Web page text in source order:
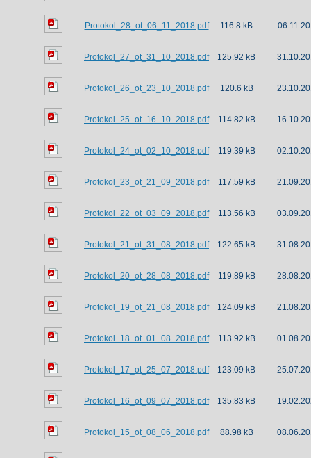
Protokol_28_ot_06_11_2018.pdf 116.8 kB
Protokol_27_ot_31_10_2018.pdf 125.92 kB
Protokol_26_ot_23_10_2018.pdf 120.6 kB
Protokol_25_ot_16_10_2018.pdf 114.82 kB
Protokol_24_ot_02_10_2018.pdf 119.39 kB
Protokol_23_ot_21_09_2018.pdf 117.59 kB
Protokol_22_ot_03_09_2018.pdf 113.56 kB
Protokol_21_ot_31_08_2018.pdf 122.65 kB
Protokol_20_ot_28_08_2018.pdf 119.89 kB
Protokol_19_ot_21_08_2018.pdf 124.09 kB
Protokol_18_ot_01_08_2018.pdf 113.92 kB
Protokol_17_ot_25_07_2018.pdf 123.09 kB
Protokol_16_ot_09_07_2018.pdf 135.83 kB
Protokol_15_ot_08_06_2018.pdf 88.98 kB